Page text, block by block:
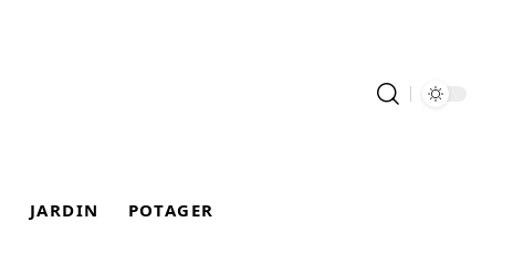
JARDIN POTAGER